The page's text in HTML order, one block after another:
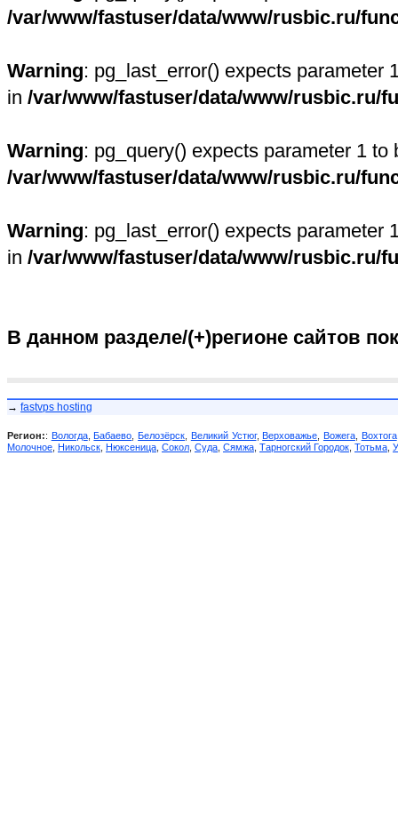
/var/www/fastuser/data/www/rusbic.ru/
Warning: pg_last_error() expects parameter
in /var/www/fastuser/data/www/rusbic.ru/
Warning: pg_query() expects parameter 1
/var/www/fastuser/data/www/rusbic.ru/
Warning: pg_last_error() expects parameter
in /var/www/fastuser/data/www/rusbic.ru/
В данном разделе/(+)регионе сайтов
→ fastvps hosting
Регион:: Вологда,Бабаево ,Белозёрск Великий Устюг,Верховажье Вожега, Вохтога
Молочное Никольск Нюксеница Сокол Суда Сямжа Тарногский Городок Тотьма